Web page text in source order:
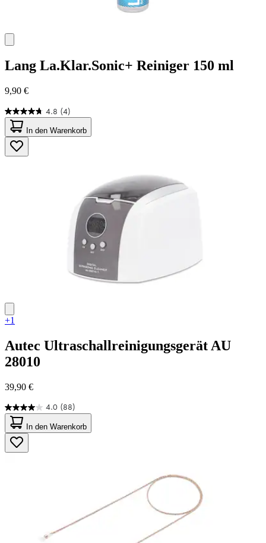
Lang La.Klar.Sonic+ Reiniger 150 ml
9,90 €
4.8 (4)
4.8
von
5
Sternen.
4
In den Warenkorb
+1
Autec Ultraschallreinigungsgerät AU
28010
39,90 €
4.0 (88)
4.0
von
5
Sternen.
88
In den Warenkorb